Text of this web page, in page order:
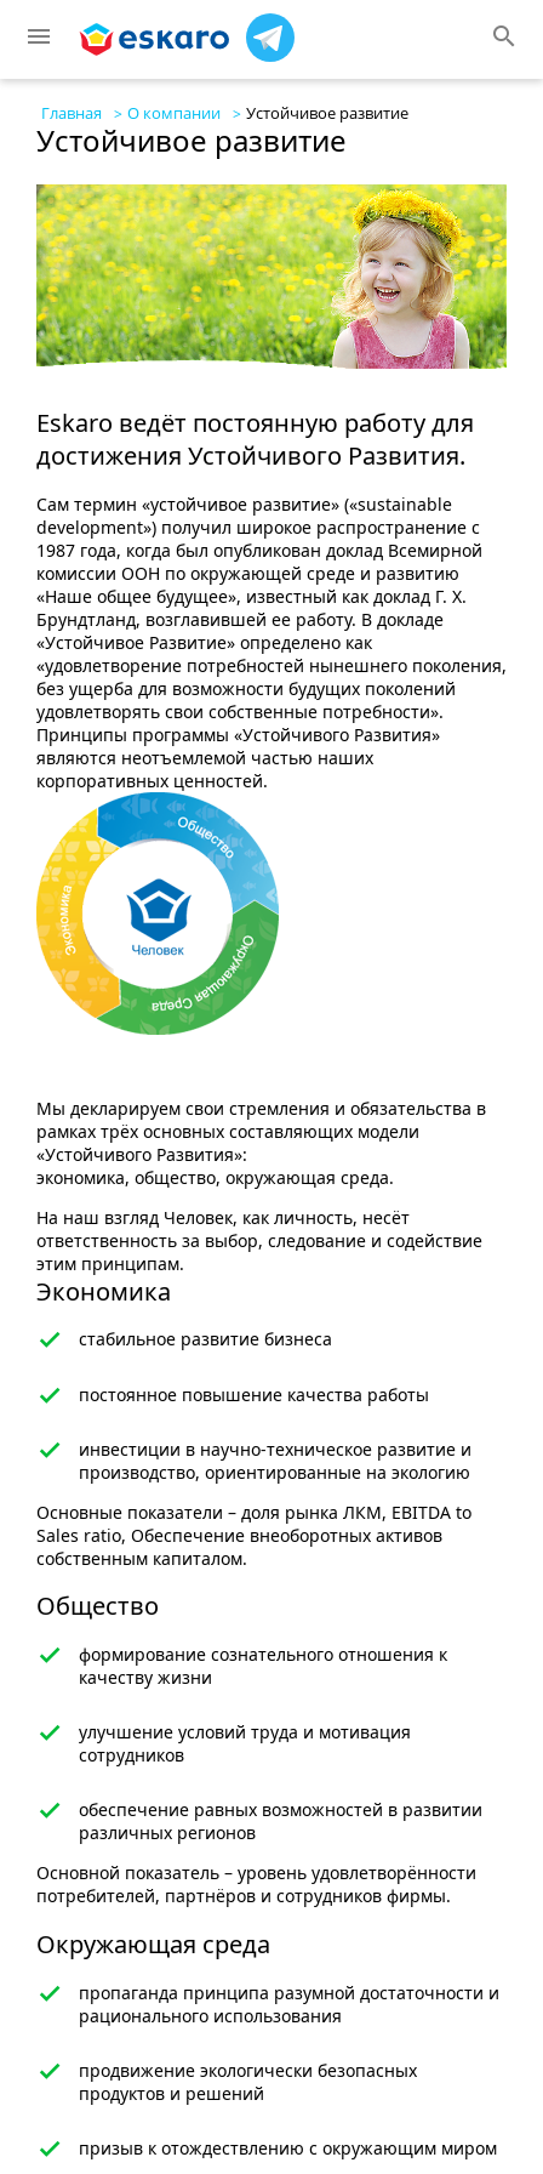
Главная О компании Устойчивое развитие
Устойчивое развитие
Eskaro ведёт постоянную работу для
достижения Устойчивого Развития.
Сам термин «устойчивое развитие» («sustainable
development») получил широкое распространение с
1987 года, когда был опубликован доклад Всемирной
комиссии ООН по окружающей среде и развитию
«Наше общее будущее», известный как доклад Г. Х.
Брундтланд, возглавившей ее работу. В докладе
«Устойчивое Развитие» определено как
«удовлетворение потребностей нынешнего поколения,
без ущерба для возможности будущих поколений
удовлетворять свои собственные потребности».
Принципы программы «Устойчивого Развития»
являются неотъемлемой частью наших
корпоративных ценностей.
Мы декларируем свои стремления и обязательства в
рамках трёх основных составляющих модели
«Устойчивого Развития»:
экономика, общество, окружающая среда.
На наш взгляд Человек, как личность, несёт
ответственность за выбор, следование и содействие
этим принципам.
Экономика
стабильное развитие бизнеса
постоянное повышение качества работы
инвестиции в научно-техническое развитие и
производство, ориентированные на экологию
Основные показатели – доля рынка ЛКМ, EBITDA to
Sales ratio, Обеспечение внеоборотных активов
собственным капиталом.
Общество
формирование сознательного отношения к
качеству жизни
улучшение условий труда и мотивация
сотрудников
обеспечение равных возможностей в развитии
различных регионов
Основной показатель – уровень удовлетворённости
потребителей, партнёров и сотрудников фирмы.
Окружающая среда
пропаганда принципа разумной достаточности и
рационального использования
продвижение экологически безопасных
продуктов и решений
призыв к отождествлению с окружающим миром
menu search